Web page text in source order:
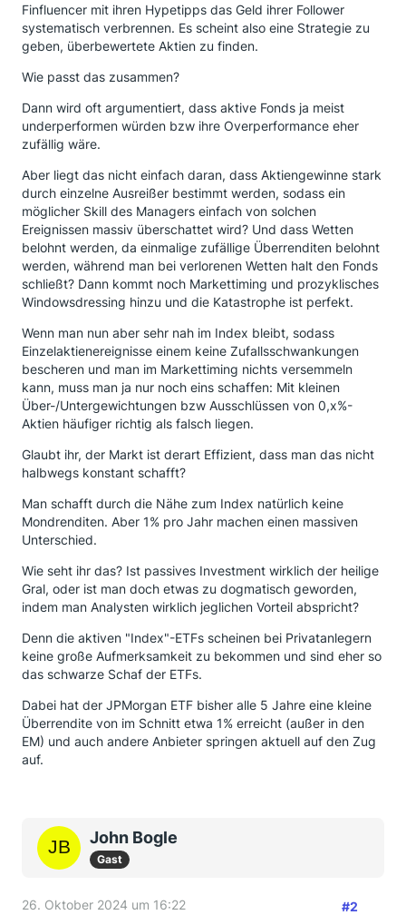
Finfluencer mit ihren Hypetipps das Geld ihrer Follower
systematisch verbrennen. Es scheint also eine Strategie zu
geben, überbewertete Aktien zu finden.
Wie passt das zusammen?
Dann wird oft argumentiert, dass aktive Fonds ja meist
underperformen würden bzw ihre Overperformance eher
zufällig wäre.
Aber liegt das nicht einfach daran, dass Aktiengewinne stark
durch einzelne Ausreißer bestimmt werden, sodass ein
möglicher Skill des Managers einfach von solchen
Ereignissen massiv überschattet wird? Und dass Wetten
belohnt werden, da einmalige zufällige Überrenditen belohnt
werden, während man bei verlorenen Wetten halt den Fonds
schließt? Dann kommt noch Markettiming und prozyklisches
Windowsdressing hinzu und die Katastrophe ist perfekt.
Wenn man nun aber sehr nah im Index bleibt, sodass
Einzelaktienereignisse einem keine Zufallsschwankungen
bescheren und man im Markettiming nichts versemmeln
kann, muss man ja nur noch eins schaffen: Mit kleinen
Über-/Untergewichtungen bzw Ausschlüssen von 0,x%-
Aktien häufiger richtig als falsch liegen.
Glaubt ihr, der Markt ist derart Effizient, dass man das nicht
halbwegs konstant schafft?
Man schafft durch die Nähe zum Index natürlich keine
Mondrenditen. Aber 1% pro Jahr machen einen massiven
Unterschied.
Wie seht ihr das? Ist passives Investment wirklich der heilige
Gral, oder ist man doch etwas zu dogmatisch geworden,
indem man Analysten wirklich jeglichen Vorteil abspricht?
Denn die aktiven "Index"-ETFs scheinen bei Privatanlegern
keine große Aufmerksamkeit zu bekommen und sind eher so
das schwarze Schaf der ETFs.
Dabei hat der JPMorgan ETF bisher alle 5 Jahre eine kleine
Überrendite von im Schnitt etwa 1% erreicht (außer in den
EM) und auch andere Anbieter springen aktuell auf den Zug
auf.
John Bogle
Gast
26. Oktober 2024 um 16:22 #2